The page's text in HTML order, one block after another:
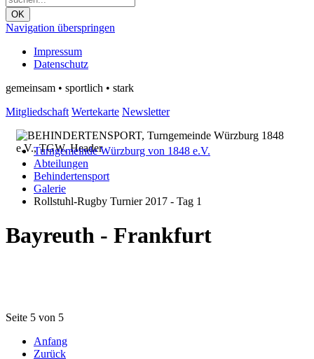
OK
Navigation überspringen
Impressum
Datenschutz
gemeinsam • sportlich • stark
Mitgliedschaft Wertekarte Newsletter
Turngemeinde Würzburg von 1848 e.V.
Abteilungen
Behindertensport
Galerie
Rollstuhl-Rugby Turnier 2017 - Tag 1
Bayreuth - Frankfurt
Seite 5 von 5
Anfang
Zurück